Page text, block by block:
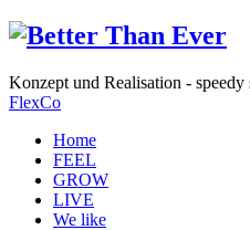
Konzept und Realisation -
FlexCo
Home
FEEL
GROW
LIVE
We like